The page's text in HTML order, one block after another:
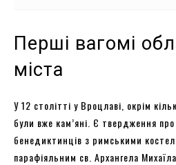
Перші вагомі
міста
У 12 столітті у Вроцлаві, окрім
були вже кам’яні. Є твердження
бенедиктинців з римськими
парафіяльним св. Архангела Михаїла.